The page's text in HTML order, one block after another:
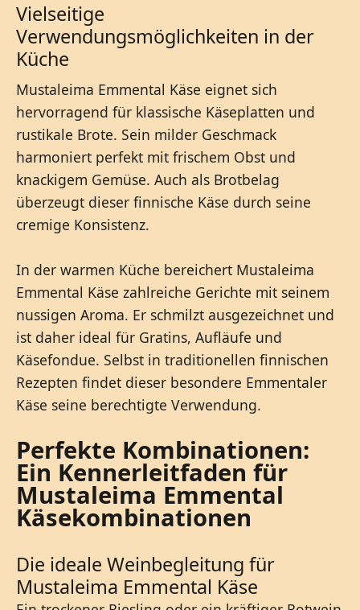
Vielseitige
Verwendungsmöglichkeiten in der
Küche
Mustaleima Emmental Käse eignet sich
hervorragend für klassische Käseplatten und
rustikale Brote. Sein milder Geschmack
harmoniert perfekt mit frischem Obst und
knackigem Gemüse. Auch als Brotbelag
überzeugt dieser finnische Käse durch seine
cremige Konsistenz.
In der warmen Küche bereichert Mustaleima
Emmental Käse zahlreiche Gerichte mit seinem
nussigen Aroma. Er schmilzt ausgezeichnet und
ist daher ideal für Gratins, Aufläufe und
Käsefondue. Selbst in traditionellen finnischen
Rezepten findet dieser besondere Emmentaler
Käse seine berechtigte Verwendung.
Perfekte Kombinationen:
Ein Kennerleitfaden für
Mustaleima Emmental
Käsekombinationen
Die ideale Weinbegleitung für
Mustaleima Emmental Käse